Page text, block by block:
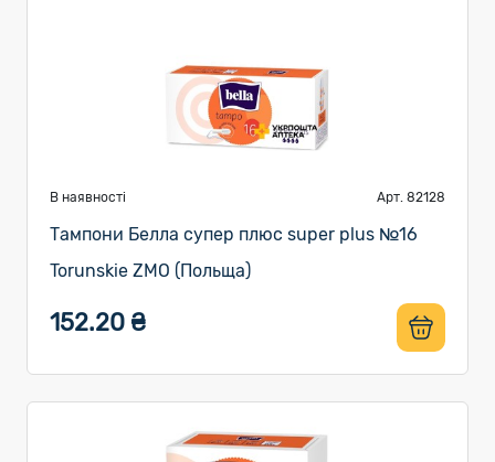
В наявності Арт. 82128
Тампони Белла супер плюс super plus №16
Torunskie ZMO (Польща)
152.20 ₴